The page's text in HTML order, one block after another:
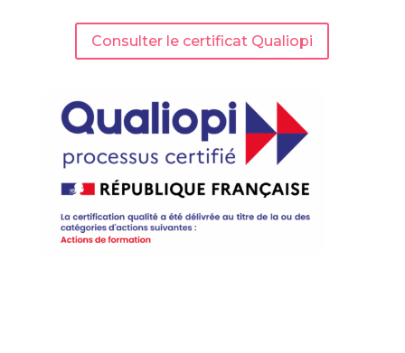
Consulter le certificat Qualiopi